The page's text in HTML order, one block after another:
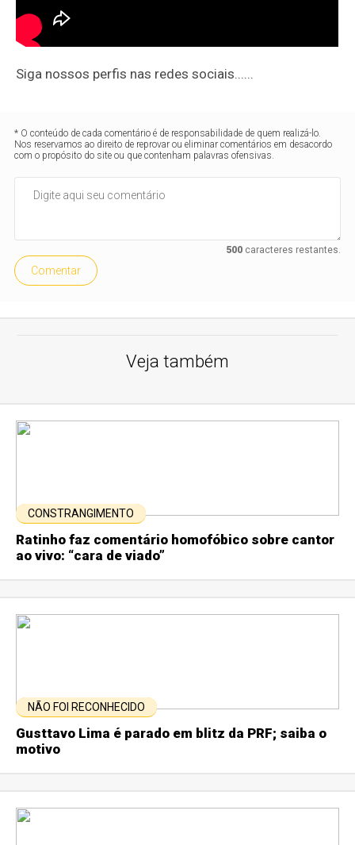
Siga nossos perfis nas redes sociais......
* O conteúdo de cada comentário é de responsabilidade de quem realizá-lo.
Nos reservamos ao direito de reprovar ou eliminar comentários em desacordo
com o propósito do site ou que contenham palavras ofensivas.
500caracteres restantes.
Comentar
Veja também
CONSTRANGIMENTO
Ratinho faz comentário homofóbico sobre cantor
ao vivo: “cara de viado”
NÃO FOI RECONHECIDO
Gusttavo Lima é parado em blitz da PRF; saiba o
motivo